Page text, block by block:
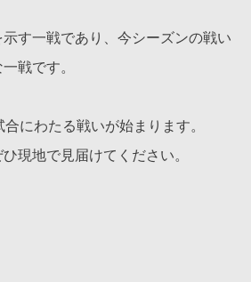
す一戦であり、今シーズンの戦い
戦です。
にわたる戦いが始まります。
現地で見届けてください。